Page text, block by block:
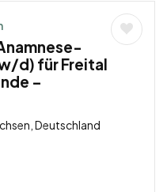
d) für Freital
–
Deutschland